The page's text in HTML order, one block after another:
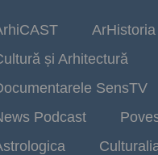
ArHistoria
și Arhitectură
SensTV
Podcast